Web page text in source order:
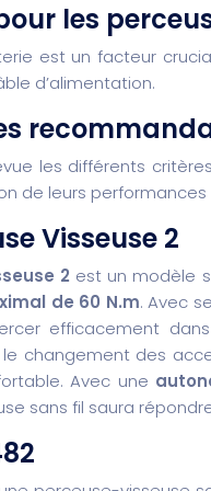
les
est un facteur
d’alimentation.
les différents
de leurs
Visseuse 2
2 est un modèle
de 60 N.m. Avec
efficacement
changement des
Avec une
sans fil saura